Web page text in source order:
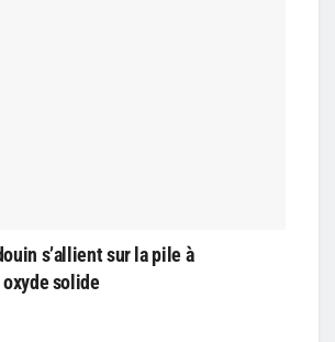
s’allient sur la pile à
solide